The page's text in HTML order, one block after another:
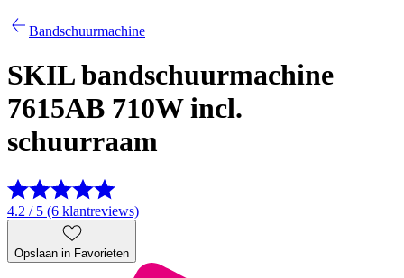
Bandschuurmachine
SKIL bandschuurmachine
7615AB 710W incl.
schuurraam
4.2 / 5 (6 klantreviews)
Opslaan in Favorieten